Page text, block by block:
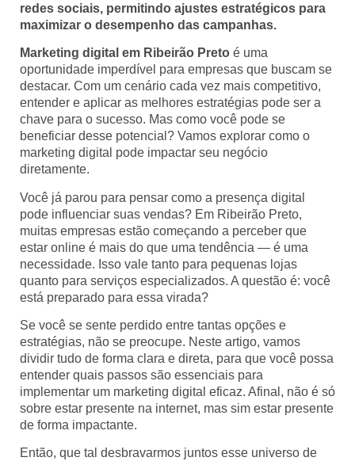
redes sociais, permitindo ajustes estratégicos para
maximizar o desempenho das campanhas.
Marketing digital em Ribeirão Preto é uma
oportunidade imperdível para empresas que buscam se
destacar. Com um cenário cada vez mais competitivo,
entender e aplicar as melhores estratégias pode ser a
chave para o sucesso. Mas como você pode se
beneficiar desse potencial? Vamos explorar como o
marketing digital pode impactar seu negócio
diretamente.
Você já parou para pensar como a presença digital
pode influenciar suas vendas? Em Ribeirão Preto,
muitas empresas estão começando a perceber que
estar online é mais do que uma tendência — é uma
necessidade. Isso vale tanto para pequenas lojas
quanto para serviços especializados. A questão é: você
está preparado para essa virada?
Se você se sente perdido entre tantas opções e
estratégias, não se preocupe. Neste artigo, vamos
dividir tudo de forma clara e direta, para que você possa
entender quais passos são essenciais para
implementar um marketing digital eficaz. Afinal, não é só
sobre estar presente na internet, mas sim estar presente
de forma impactante.
Então, que tal desbravarmos juntos esse universo de